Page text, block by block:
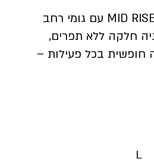
שורט ספורט בגזרת MID RISE עם גומי רחב
חלקה ללא תפרים,
חופשית בכל פעילות –
L